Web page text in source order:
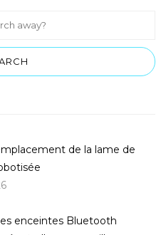
de la lame de
enceintes Bluetooth